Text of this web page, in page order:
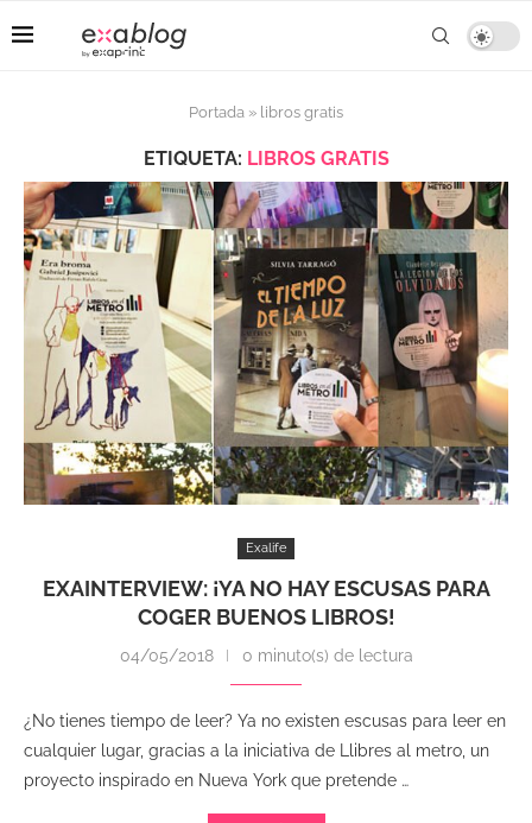
Portada » libros gratis
ETIQUETA: LIBROS GRATIS
Exalife
EXAINTERVIEW: ¡YA NO HAY ESCUSAS PARA
COGER BUENOS LIBROS!
04/05/2018 0 minuto(s) de lectura
¿No tienes tiempo de leer? Ya no existen escusas para leer en
cualquier lugar, gracias a la iniciativa de Llibres al metro, un
proyecto inspirado en Nueva York que pretende …